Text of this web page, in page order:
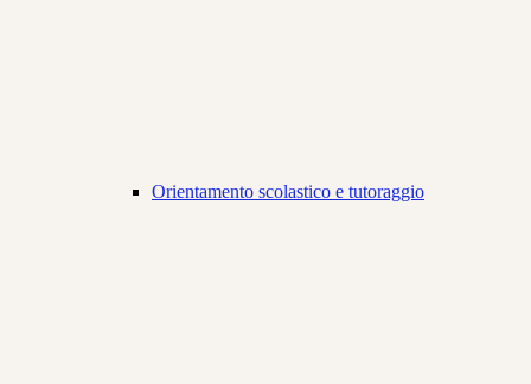
Orientamento scolastico e tutoraggio